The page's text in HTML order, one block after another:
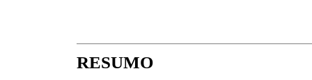
RESUMO